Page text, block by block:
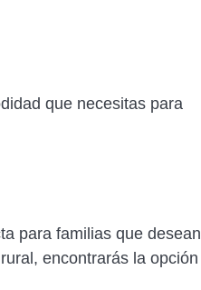
que necesitas para
para familias que desean
encontrarás la opción